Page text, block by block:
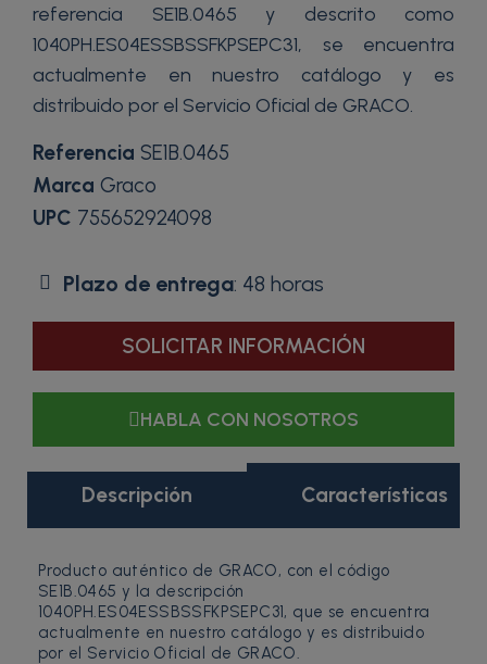
referencia SE1B.0465 y descrito como
1040PH.ES04ESSBSSFKPSEPC31, se encuentra
actualmente en nuestro catálogo y es
distribuido por el Servicio Oficial de GRACO.
Referencia SE1B.0465
Marca Graco
UPC 755652924098
Plazo de entrega: 48 horas
SOLICITAR INFORMACIÓN
HABLA CON NOSOTROS
Descripción Características
Producto auténtico de GRACO, con el código
SE1B.0465 y la descripción
1040PH.ES04ESSBSSFKPSEPC31, que se encuentra
actualmente en nuestro catálogo y es distribuido
por el Servicio Oficial de GRACO.